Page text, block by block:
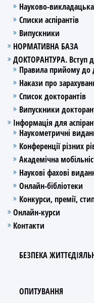
Науково-
Списки аспірантів
Випускники
НОРМАТИВНА БАЗА
ДОКТОРАНТУРА. Вступ
Правила прийому до
Накази про
Список докторантів
Випускники
Інформація для
Наукометричні
Конференції різних
Академічна
Наукові фахові
Онлайн-бібліотеки
Конкурси, премії,
Онлайн-курси
Контакти
БЕЗПЕКА
ОПИТУВАННЯ